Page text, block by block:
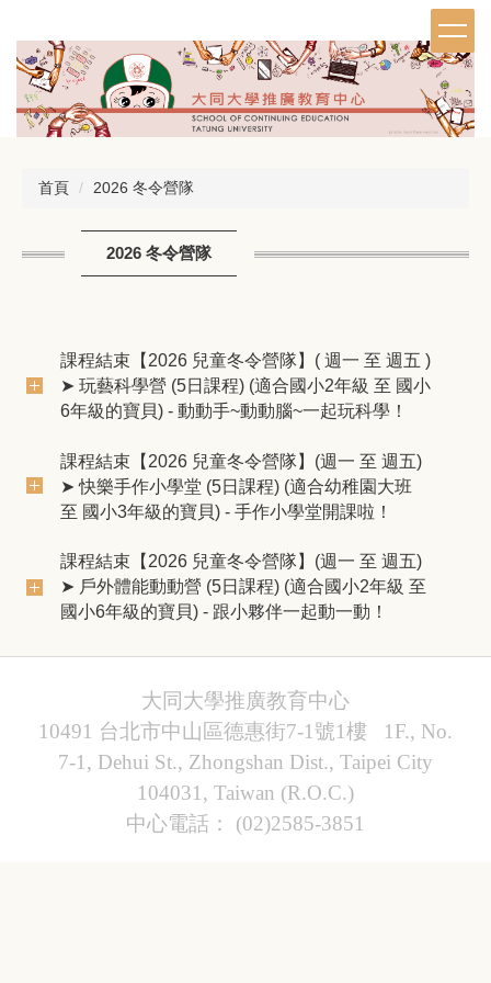
到
主
內
首頁
2026 冬令營隊
2026 冬令營隊
課程結束【2026 兒童冬令營隊】( 週一 至 週五 )
➤ 玩藝科學營 (5日課程) (適合國小2年級 至 國小
6年級的寶貝) - 動動手~動動腦~一起玩科學！
課程結束【2026 兒童冬令營隊】(週一 至 週五)
➤ 快樂手作小學堂 (5日課程) (適合幼稚園大班
至 國小3年級的寶貝) - 手作小學堂開課啦！
課程結束【2026 兒童冬令營隊】(週一 至 週五)
➤ 戶外體能動動營 (5日課程) (適合國小2年級 至
國小6年級的寶貝) - 跟小夥伴一起動一動！
大同大學推廣教育中心
10491 台北市中山區德惠街7-1號1樓 1F., No.
7-1, Dehui St., Zhongshan Dist., Taipei City
104031, Taiwan (R.O.C.)
中心電話： (02)2585-3851